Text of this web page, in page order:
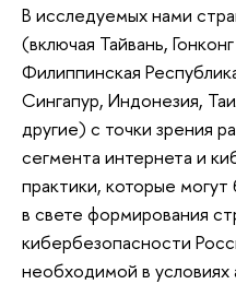
В исследуемых нами
(включая Тайвань,
Филиппинская
Сингапур, Индонезия,
другие) с точки зрения
сегмента интернета и
практики, которые могут
в свете формирования
кибербезопасности
необходимой в